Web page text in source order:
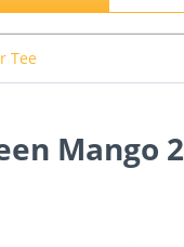
Tee
Mango